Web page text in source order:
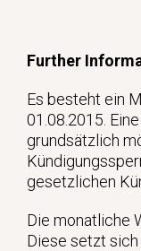
Further
Es besteht ein
01.08.2015.
grundsätzlich
gesetzlichen
Die monatliche
Diese setzt